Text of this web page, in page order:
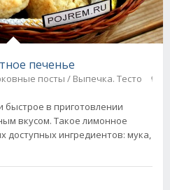
печенье
Церковные посты / Выпечка. Тесто
в приготовлении
вкусом. Такое лимонное
доступных ингредиентов: мука,